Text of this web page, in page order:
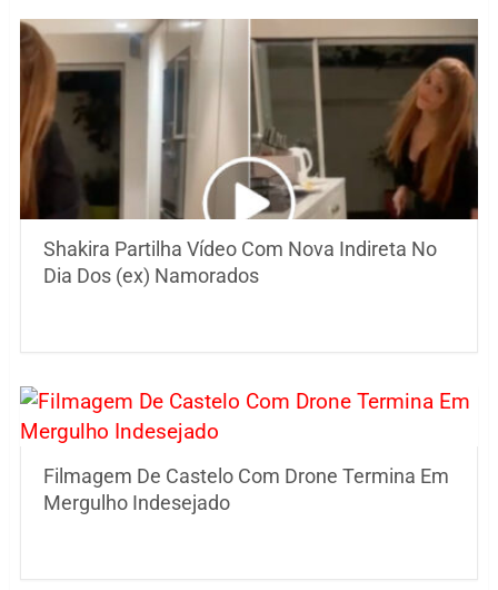
Shakira Partilha Vídeo Com Nova Indireta No
Dia Dos (ex) Namorados
Filmagem De Castelo Com Drone Termina Em
Mergulho Indesejado